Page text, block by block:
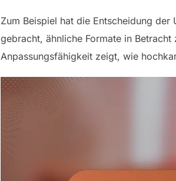
Zum Beispiel hat die Entscheidung
gebracht, ähnliche Formate in
Anpassungsfähigkeit zeigt, wie